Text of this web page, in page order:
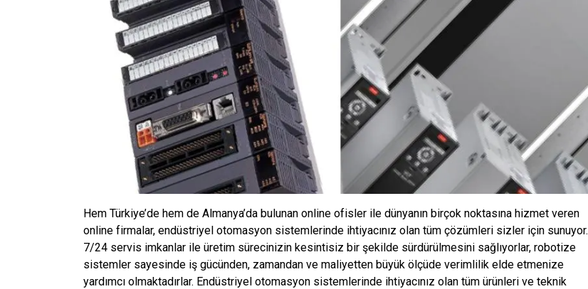
Hem Türkiye’de hem de Almanya’da bulunan online ofisler ile dünyanın birçok noktasına hizmet veren
online firmalar, endüstriyel otomasyon sistemlerinde ihtiyacınız olan tüm çözümleri sizler için sunuyor.
7/24 servis imkanlar ile üretim sürecinizin kesintisiz bir şekilde sürdürülmesini sağlıyorlar, robotize
sistemler sayesinde iş gücünden, zamandan ve maliyetten büyük ölçüde verimlilik elde etmenize
yardımcı olmaktadırlar. Endüstriyel otomasyon sistemlerinde ihtiyacınız olan tüm ürünleri ve teknik